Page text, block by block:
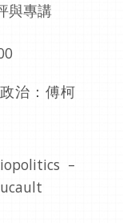
與專講
治：傅柯
–